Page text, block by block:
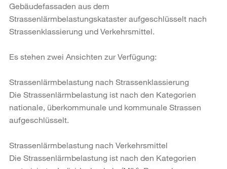
Gebäudefassaden aus dem
Strassenlärmbelastungskataster aufgeschlüsselt nach
Strassenklassierung und Verkehrsmittel.
Es stehen zwei Ansichten zur Verfügung:
Strassenlärmbelastung nach Strassenklassierung
Die Strassenlärmbelastung ist nach den Kategorien
nationale, überkommunale und kommunale Strassen
aufgeschlüsselt.
Strassenlärmbelastung nach Verkehrsmittel
Die Strassenlärmbelastung ist nach den Kategorien